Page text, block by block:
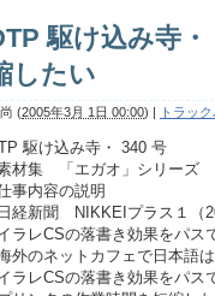
駆け込み寺
したい
(2005年3月 1日 00:00) | トラッ
駆け込み寺・ 340 号
材集 「エガオ」シリーズ
事内容の説明
経新聞 NIKKEIプラス１（
ラレCSの落書き効果をパス
外のネットカフェで日本語
ラレCSの落書き効果をパス